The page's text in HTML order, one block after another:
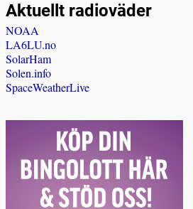
Aktuellt radioväder
NOAA
LA6LU.no
SolarHam
Solen.info
SpaceWeatherLive